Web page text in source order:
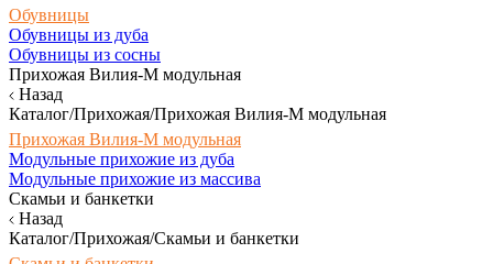
Обувницы
Обувницы из дуба
Обувницы из сосны
Прихожая Вилия-М модульная
Назад
Каталог/Прихожая/Прихожая Вилия-М модульная
Прихожая Вилия-М модульная
Модульные прихожие из дуба
Модульные прихожие из массива
Скамьи и банкетки
Назад
Каталог/Прихожая/Скамьи и банкетки